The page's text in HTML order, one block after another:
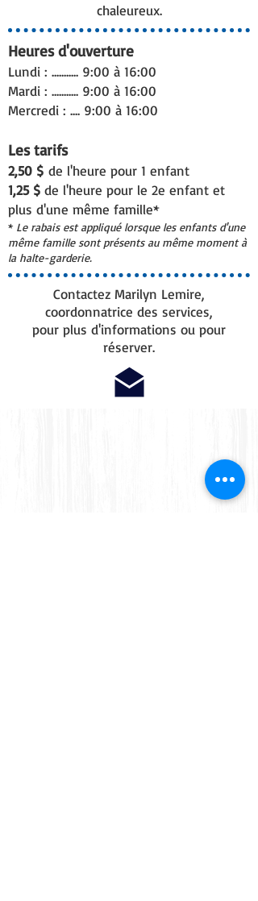
chaleureux.
Heures d'ouverture
Lundi : ........... 9:00 à 16:00
Mardi : ........... 9:00 à 16:00
Mercredi : .... 9:00 à 16:00
Les tarifs
2,50 $ de l'heure pour 1 enfant
1,25 $ de l'heure pour le 2e enfant et
plus d'une même famille*
* Le rabais est appliqué lorsque les enfants d'une
même famille sont présents au même moment à
la halte-garderie.
Contactez Marilyn Lemire,
coordonnatrice des services,
pour plus d'informations ou pour
réserver.